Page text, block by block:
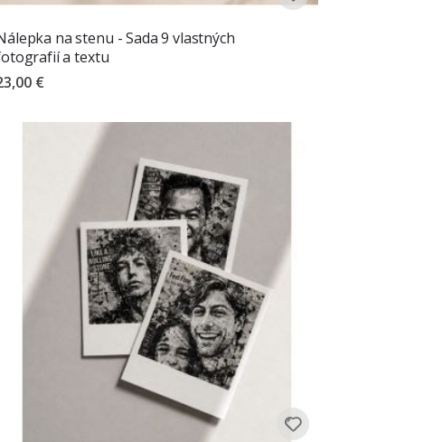
na stenu - Sada 9 vlastných
a textu
€